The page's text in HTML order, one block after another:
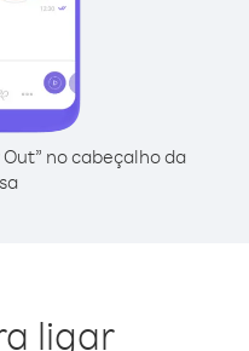
no cabeçalho da
ligar